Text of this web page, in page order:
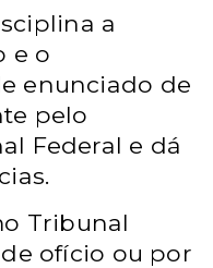
a
e o
enunciado de
pelo
Federal e dá
Tribunal
ofício ou por